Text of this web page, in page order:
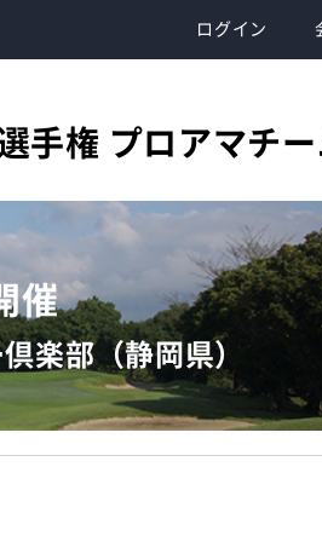
ログイン
手権 プロアマチ
催
楽部（静岡県）